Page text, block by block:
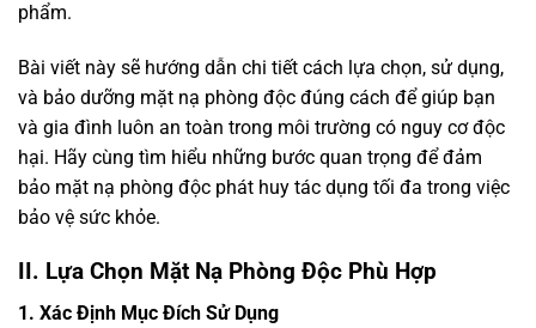
phẩm.
Bài viết này sẽ hướng dẫn chi tiết cách lựa chọn, sử dụng,
và bảo dưỡng mặt nạ phòng độc đúng cách để giúp bạn
và gia đình luôn an toàn trong môi trường có nguy cơ độc
hại. Hãy cùng tìm hiểu những bước quan trọng để đảm
bảo mặt nạ phòng độc phát huy tác dụng tối đa trong việc
bảo vệ sức khỏe.
II. Lựa Chọn Mặt Nạ Phòng Độc Phù Hợp
1. Xác Định Mục Đích Sử Dụng